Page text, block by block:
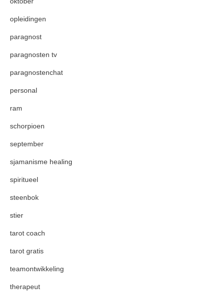
opleidingen
paragnost
paragnosten tv
paragnostenchat
personal
ram
schorpioen
september
sjamanisme healing
spiritueel
steenbok
stier
tarot coach
tarot gratis
teamontwikkeling
therapeut